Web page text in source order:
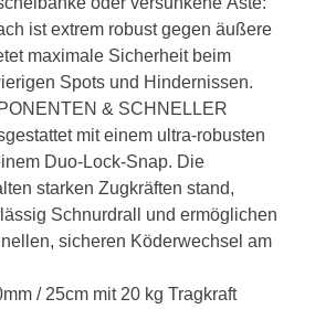
ist extrem robust gegen äußere
maximale Sicherheit beim
Spots und Hindernissen.
& SCHNELLER
mit einem ultra-robusten
Duo-Lock-Snap. Die
starken Zugkräften stand,
Schnurdrall und ermöglichen
sicheren Köderwechsel am
/ 25cm mit 20 kg Tragkraft